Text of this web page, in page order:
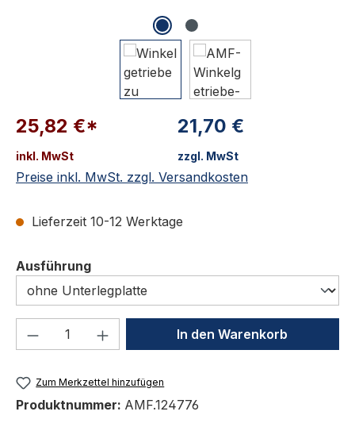
25,82 €*
inkl. MwSt
21,70 €
zzgl. MwSt
Preise inkl. MwSt. zzgl. Versandkosten
Lieferzeit 10-12 Werktage
Ausführungauswählen
Produkt Anzahl: Gib denIn den Warenkorb
Zum Merkzettel hinzufügen
Produktnummer: AMF.124776